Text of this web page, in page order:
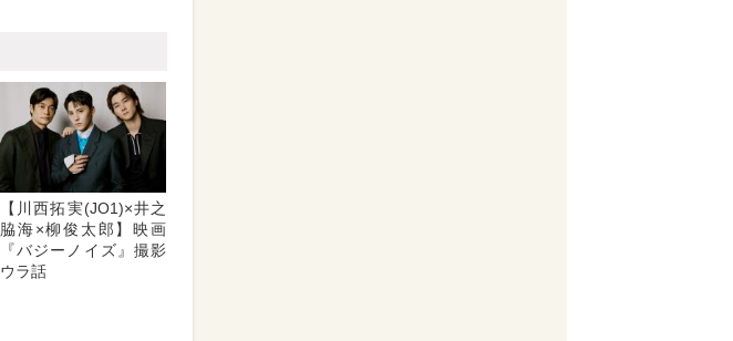
【川西拓実(JO1)×井之
脇海×柳俊太郎】映画
『バジーノイズ』撮影
ウラ話